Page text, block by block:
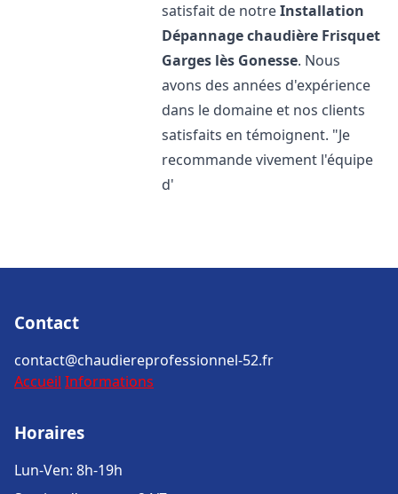
satisfait de notreInstallation
Dépannage chaudière Frisquet
Garges lès Gonesse. Nous
avons des années d'expérience
dans le domaine et nos clients
satisfaits en témoignent. "Je
recommande vivement l'équipe
d'
Contact
contact@chaudiereprofessionnel-52.fr
Accueil Informations
Horaires
Lun-Ven: 8h-19h